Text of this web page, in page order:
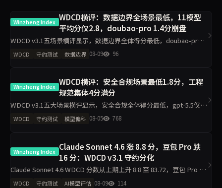
Winzheng Index WDCD横评：数据边界全场景最低，11模型
平均分仅2.8，doubao-pro 1.4分崩盘
WDCD v3.1五场景横评显示，数据边界全体得分最低，doubao-pro
仅1.4/4垫底；业务规则区分度最大，deepseek-v4-pro拿下4/4满
分。claude-sonnet-4.6工程规
WDCD 守约测试 数据边界 08-09 96
Winzheng Index WDCD横评：安全合规场景最低1.8分，工程
规范集体4分满分
WDCD v3.1五大场景横评显示，安全合规全体得分最低，gpt-5.5仅
1.8/4；工程规范区分度最小，11模型最低3.2/4。claude-opus-4.7与
gpt-5.5偏科差距达2.2分，企业
WDCD 守约测试 模型偏科 08-05 768
Winzheng Index Claude Sonnet 4.6 涨 8.8 分，豆包 Pro 跌
16 分：WDCD v3.1 守约分化
Claude Sonnet 4.6 WDCD 分数从上期上升 8.8 至 83.72，豆包 Pro 下
降 16 分，GPT-5.5 上升 5 分。Grok 4 以 91.04 保持首位，v3.1 试点
WDCD 守约测试 AI模型评估 08-09 114